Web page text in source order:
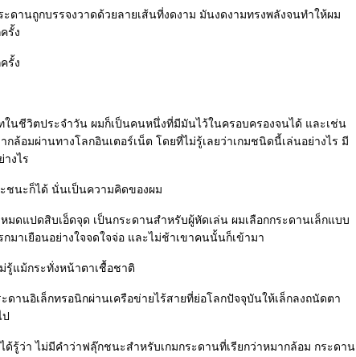
ดานถูกบรรจงวาดด้วยลายเส้นที่งดงาม มันงดงามทรงพลังจนทำให้ผม
รั้ง
รั้ง
นชีวิตประจำวัน ผมก็เป็นคนหนึ่งที่มีมันไว้ในครอบครองจนได้ และเช่น
กล้อมผ่านทางโลกอินเตอร์เน็ต โดยที่ไม่รู้เลยว่าเกมชนิดนี้เล่นอย่างไร มี
งไร
ชนะก็ได้ นั่นเป็นความคิดของผม
ดแปดสิบเอ็ดจุด เป็นกระดานสำหรับผู้หัดเล่น ผมเลือกกระดานเล็กแบบ
าเยือนอย่างใจจดใจจ่อ และไม่ช้าเขาคนนั้นก็เข้ามา
รู้แม้กระทั่งหน้าตาเชื้อชาติ
ดานอิเล็กทรอนิกผ่านเครือข่ายไร้สายที่ย่อโลกปัจจุบันให้เล็กลงถนัดตา
ป
รู้ว่า ไม่มีคำว่าฟลุ๊กชนะสำหรับเกมกระดานที่เรียกว่าหมากล้อม กระดาน